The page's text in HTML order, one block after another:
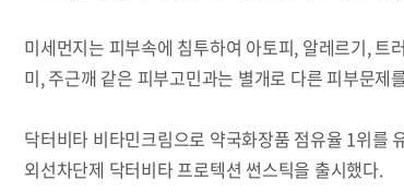
미세먼지는 피부속에 침투하여 아토피, 알레르기,
미, 주근깨 같은 피부고민과는 별개로 다른 피부문제
닥터비타 비타민크림으로 약국화장품 점유율 1위를
외선차단제 닥터비타 프로텍션 썬스틱을 출시했다.